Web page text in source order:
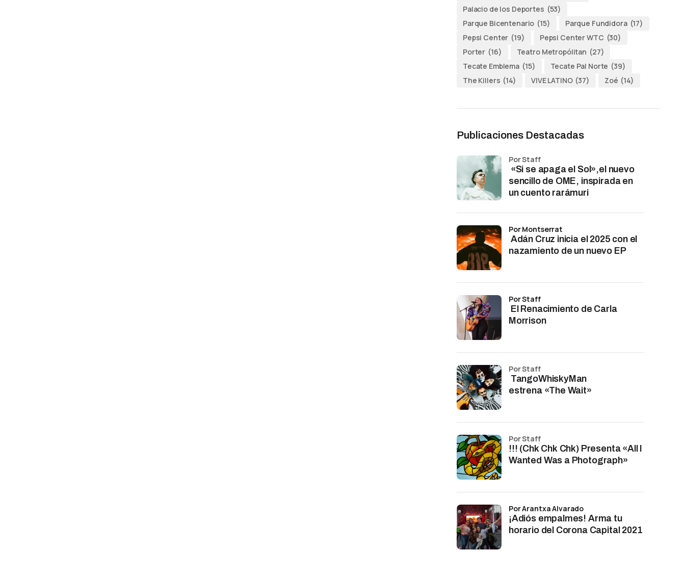
Palacio de los Deportes (53)
Parque Bicentenario (15) Parque Fundidora (17)
Pepsi Center (19) Pepsi Center WTC (30)
Porter (16) Teatro Metropólitan (27)
Tecate Emblema (15) Tecate Pal Norte (39)
The Killers (14) VIVE LATINO (37) Zoé (14)
Publicaciones Destacadas
«Si se apaga el Sol»,el nuevo
sencillo de OME, inspirada en
un cuento rarámuri
por Staff
Adán Cruz inicia el 2025 con el
nazamiento de un nuevo EP
por Montserrat
El Renacimiento de Carla
Morrison
por Staff
TangoWhiskyMan
estrena «The Wait»
por Staff
!!! (Chk Chk Chk) Presenta «All I
Wanted Was a Photograph»
por Staff
¡Adiós empalmes! Arma tu
horario del Corona Capital 2021
por Arantxa Alvarado